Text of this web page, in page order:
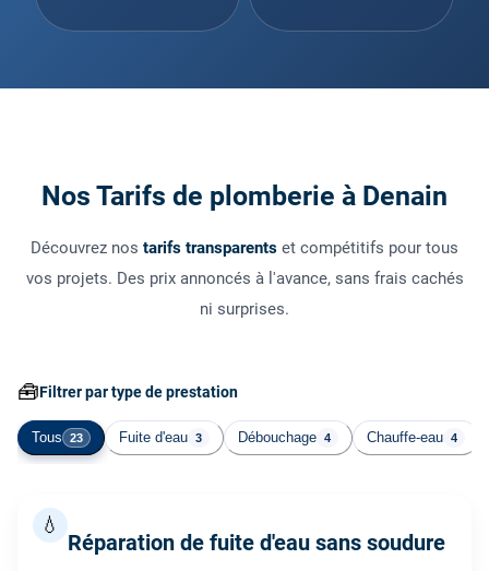
Nos Tarifs de plomberie à Denain
Découvrez nos tarifs transparents et compétitifs pour tous
vos projets. Des prix annoncés à l'avance, sans frais cachés
ni surprises.
🧰Filtrer par type de prestation
Tous 23 Fuite d'eau 3 Débouchage 4 Chauffe-eau 4
💧
Réparation de fuite d'eau sans soudure